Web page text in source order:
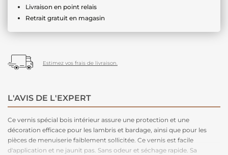
Livraison en point relais
Retrait gratuit en magasin
Estimez vos frais de livraison.
L'AVIS DE L'EXPERT
Ce vernis spécial bois intérieur assure une protection et une
décoration efficace pour les lambris et bardage, ainsi que pour les
pièces de menuiserie faiblement sollicitée. Ce vernis est facile
d'application et ne jaunit pas. Sans odeur et séchage rapide. Sa